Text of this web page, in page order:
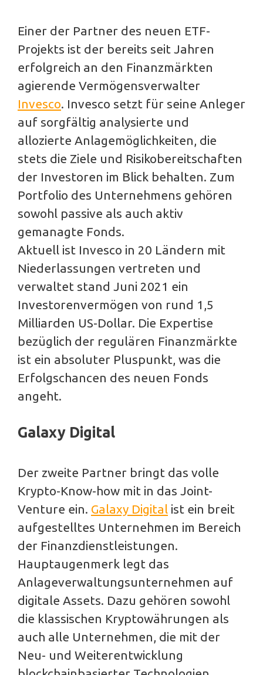
Einer der Partner des neuen ETF-
Projekts ist der bereits seit Jahren
erfolgreich an den Finanzmärkten
agierende Vermögensverwalter
Invesco. Invesco setzt für seine Anleger
auf sorgfältig analysierte und
allozierte Anlagemöglichkeiten, die
stets die Ziele und Risikobereitschaften
der Investoren im Blick behalten. Zum
Portfolio des Unternehmens gehören
sowohl passive als auch aktiv
gemanagte Fonds.
Aktuell ist Invesco in 20 Ländern mit
Niederlassungen vertreten und
verwaltet stand Juni 2021 ein
Investorenvermögen von rund 1,5
Milliarden US-Dollar. Die Expertise
bezüglich der regulären Finanzmärkte
ist ein absoluter Pluspunkt, was die
Erfolgschancen des neuen Fonds
angeht.
Galaxy Digital
Der zweite Partner bringt das volle
Krypto-Know-how mit in das Joint-
Venture ein. Galaxy Digital ist ein breit
aufgestelltes Unternehmen im Bereich
der Finanzdienstleistungen.
Hauptaugenmerk legt das
Anlageverwaltungsunternehmen auf
digitale Assets. Dazu gehören sowohl
die klassischen Kryptowährungen als
auch alle Unternehmen, die mit der
Neu- und Weiterentwicklung